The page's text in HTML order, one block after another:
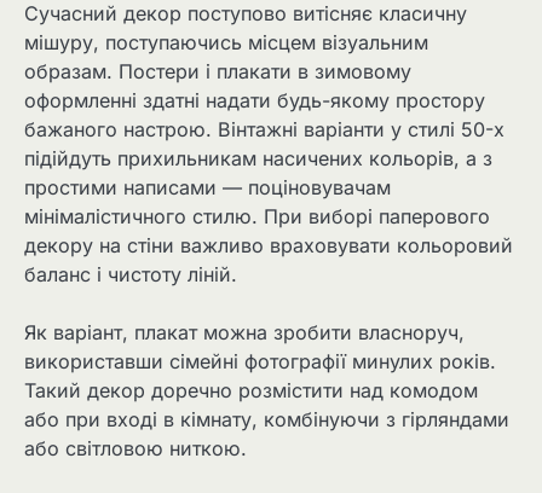
Сучасний декор поступово витісняє класичну
мішуру, поступаючись місцем візуальним
образам. Постери і плакати в зимовому
оформленні здатні надати будь-якому простору
бажаного настрою. Вінтажні варіанти у стилі 50-х
підійдуть прихильникам насичених кольорів, а з
простими написами — поціновувачам
мінімалістичного стилю. При виборі паперового
декору на стіни важливо враховувати кольоровий
баланс і чистоту ліній.
Як варіант, плакат можна зробити власноруч,
використавши сімейні фотографії минулих років.
Такий декор доречно розмістити над комодом
або при вході в кімнату, комбінуючи з гірляндами
або світловою ниткою.